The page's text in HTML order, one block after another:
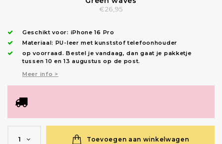
€26,95
Geschikt voor: iPhone 16 Pro
Materiaal: PU-leer met kunststof telefoonhouder
op voorraad.Bestel je vandaag, dan gaat je pakketje
tussen 10 en 13 augustus op de post.
Meer info >
1 Toevoegen aan winkelwagen